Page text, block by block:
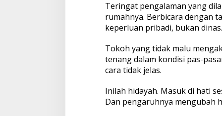
Teringat pengalaman yang
rumahnya. Berbicara dengan
keperluan pribadi, bukan dinas.
Tokoh yang tidak malu
tenang dalam kondisi pas-
cara tidak jelas.
Inilah hidayah. Masuk di hati
Dan pengaruhnya mengubah